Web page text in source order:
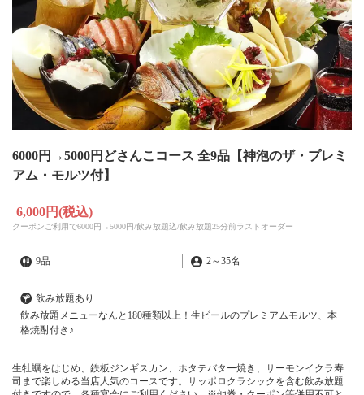
6000円→5000円どさんこコース 全9品【神泡のザ・プレミ
アム・モルツ付】
6,000円(税込)
クーポンご利用で6000円→5000円/飲み放題込/飲み放題25分前ラストオーダー
9品 2～35名
飲み放題あり
飲み放題メニューなんと180種類以上！生ビールのプレミアムモルツ、本
格焼酎付き♪
生牡蠣をはじめ、鉄板ジンギスカン、ホタテバター焼き、サーモンイクラ寿
司まで楽しめる当店人気のコースです。サッポロクラシックを含む飲み放題